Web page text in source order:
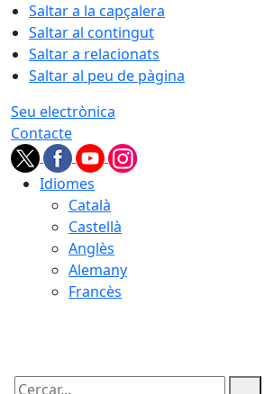
Saltar a la capçalera
Saltar al contingut
Saltar a relacionats
Saltar al peu de pàgina
Seu electrònica
Contacte
Idiomes
Català
Castellà
Anglès
Alemany
Francès